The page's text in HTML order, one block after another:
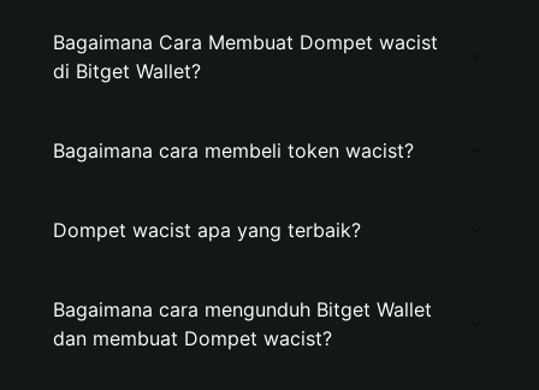
Bagaimana Cara Membuat Dompet wacist
di Bitget Wallet?
Bagaimana cara membeli token wacist?
Dompet wacist apa yang terbaik?
Bagaimana cara mengunduh Bitget Wallet
dan membuat Dompet wacist?